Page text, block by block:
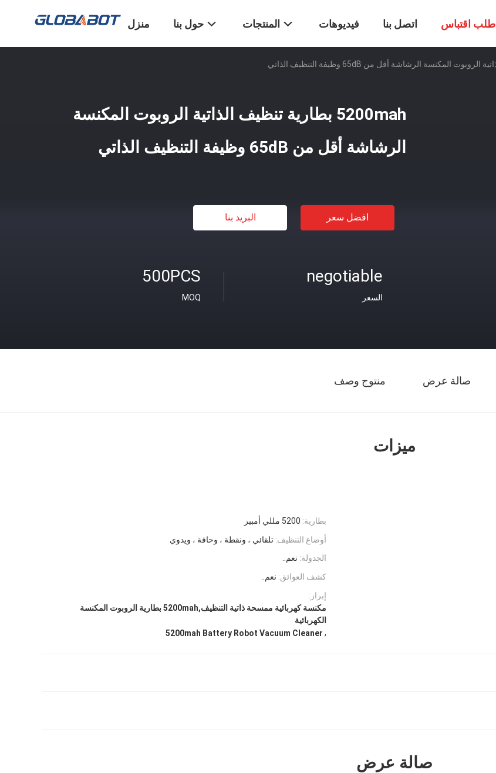
منزل حول بنا المنتجات فيديوهات اتصل بنا طلب اقتباس
5200mah بطارية تنظيف الذاتية الروبوت المكنسة
الرشاشة أقل من 65dB وظيفة التنظيف الذاتي
افضل سعر البريد بنا
500PCS
MOQ
negotiable
السعر
صالة عرض منتوج وصف
ميزات
بطارية: 5200 مللي أمبير
أوضاع التنظيف: تلقائي ، ونقطة ، وحافة ، ويدوي
الجدولة: نعم..
كشف العوائق: نعم..
إبراز:
مكنسة كهربائية ممسحة ذاتية التنظيف,5200mah بطارية الروبوت المكنسة
الكهربائية
,
5200mah Battery Robot Vacuum Cleaner
صالة عرض